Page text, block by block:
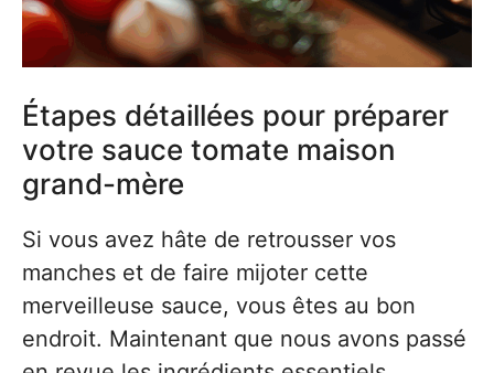
Étapes détaillées pour préparer
votre sauce tomate maison
grand-mère
Si vous avez hâte de retrousser vos
manches et de faire mijoter cette
merveilleuse sauce, vous êtes au bon
endroit. Maintenant que nous avons passé